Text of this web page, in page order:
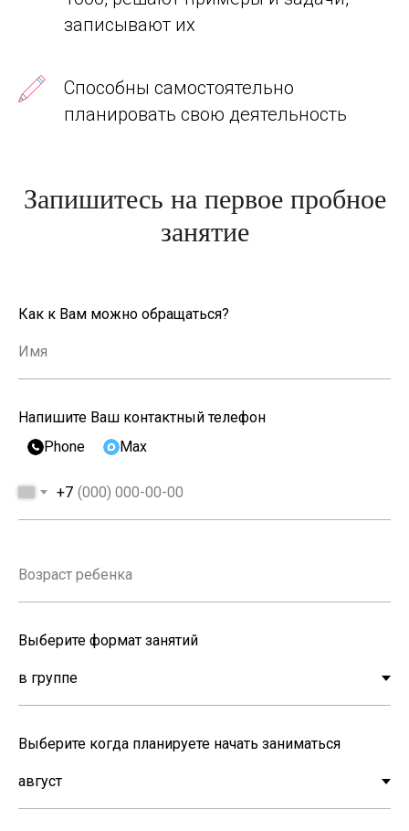
записывают их
Способны самостоятельно
планировать свою деятельность
Запишитесь на первое пробное
занятие
Как к Вам можно обращаться?
Напишите Ваш контактный телефон
Phone
Max
+7
Выберите формат занятий
Выберите когда планируете начать заниматься